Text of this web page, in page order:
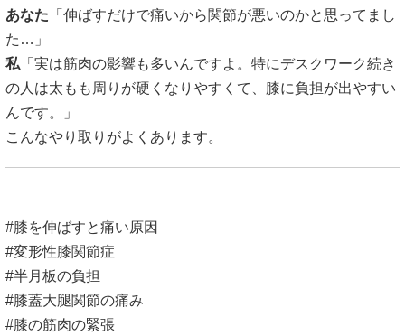
あなた 「伸ばすだけで痛いから関節が悪いのかと思ってまし
た…」
私「実は筋肉の影響も多いんですよ。特にデスクワーク続き
の人は太もも周りが硬くなりやすくて、膝に負担が出やすい
んです。」
こんなやり取りがよくあります。
#膝を伸ばすと痛い原因
#変形性膝関節症
#半月板の負担
#膝蓋大腿関節の痛み
#膝の筋肉の緊張